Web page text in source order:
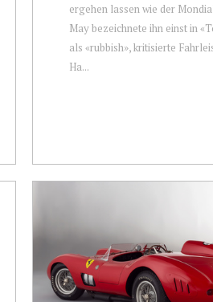
ergehen lassen wie der
May bezeichnete ihn einst in
als «rubbish», kritisierte
Ha...